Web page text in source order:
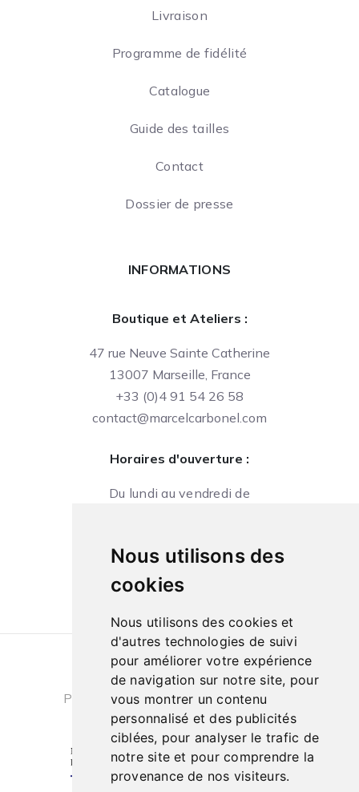
Nous utilisons des
cookies
Nous utilisons des cookies et
d'autres technologies de suivi
pour améliorer votre expérience
de navigation sur notre site, pour
vous montrer un contenu
personnalisé et des publicités
ciblées, pour analyser le trafic de
notre site et pour comprendre la
provenance de nos visiteurs.
Livraison
Programme de fidélité
Catalogue
Guide des tailles
Contact
Dossier de presse
INFORMATIONS
Boutique et Ateliers :
47 rue Neuve Sainte Catherine
13007 Marseille, France
+33 (0)4 91 54 26 58
contact@marcelcarbonel.com
Horaires d'ouverture :
Du lundi au vendredi de
10h à 13h et de 14h à 18h
Conditions générales de ventes
|
Politique de confidentialité
| Cookies